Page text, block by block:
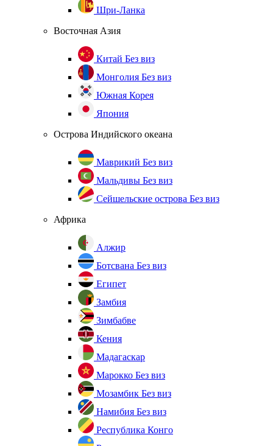
Шри-Ланка
Восточная Азия
Китай Без виз
Монголия Без виз
Южная Корея
Япония
Острова Индийского океана
Маврикий Без виз
Мальдивы Без виз
Сейшельские острова Без виз
Африка
Алжир
Ботсвана Без виз
Египет
Замбия
Зимбабве
Кения
Мадагаскар
Марокко Без виз
Мозамбик Без виз
Намибия Без виз
Республика Конго